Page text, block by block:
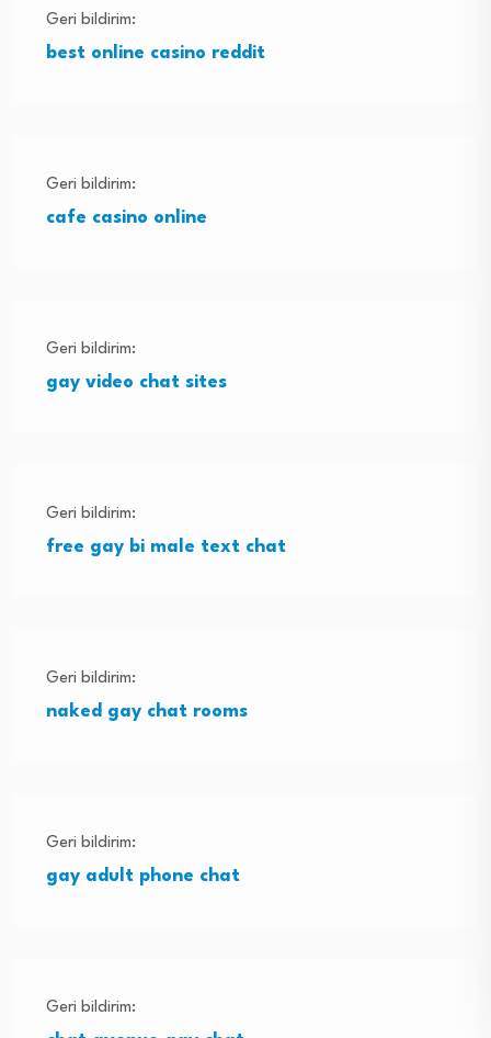
Geri bildirim:
best online casino reddit
Geri bildirim:
cafe casino online
Geri bildirim:
gay video chat sites
Geri bildirim:
free gay bi male text chat
Geri bildirim:
naked gay chat rooms
Geri bildirim:
gay adult phone chat
Geri bildirim: